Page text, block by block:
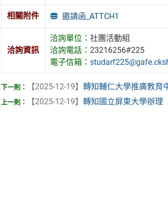
相關附件 邀請函_ATTCH1
洽詢資訊
洽詢單位：社團活動組
洽詢電話：23216256#225
電子信箱：
【2025-12-19】 轉知輔仁大學推廣教育
【2025-12-19】 轉知國立屏東大學辦理